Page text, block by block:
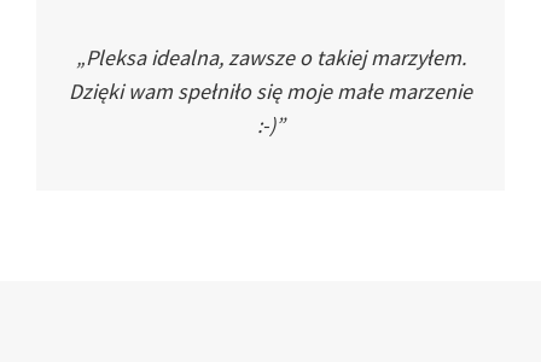
„Pleksa idealna, zawsze o takiej marzyłem.
Dzięki wam spełniło się moje małe marzenie
:-)”